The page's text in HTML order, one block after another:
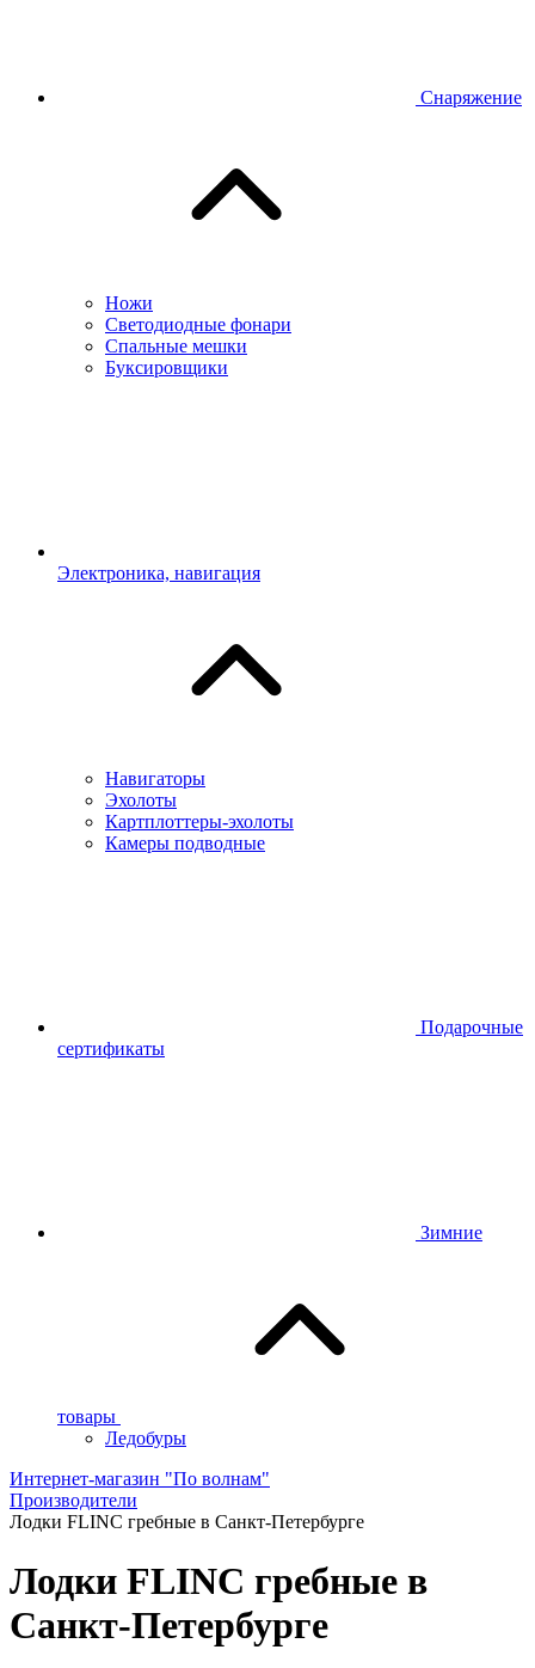
Снаряжение
Ножи
Светодиодные фонари
Спальные мешки
Буксировщики
Электроника, навигация
Навигаторы
Эхолоты
Картплоттеры-эхолоты
Камеры подводные
Подарочные
сертификаты
Зимние
товары
Ледобуры
Интернет-магазин "По волнам"
Производители
Лодки FLINC гребные в Санкт-Петербурге
Лодки FLINC гребные в
Санкт-Петербурге